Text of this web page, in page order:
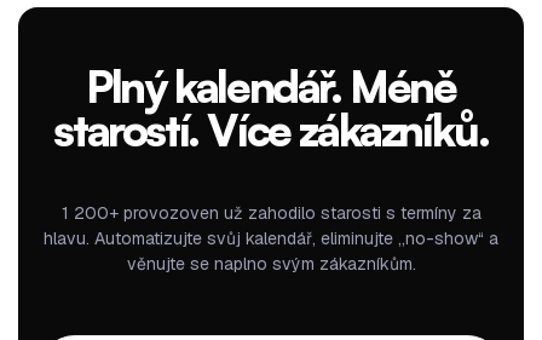
Plný kalendář. Méně
starostí. Více zákazníků.
1 200+ provozoven už zahodilo starosti s termíny za
hlavu. Automatizujte svůj kalendář, eliminujte „no-show“ a
věnujte se naplno svým zákazníkům.